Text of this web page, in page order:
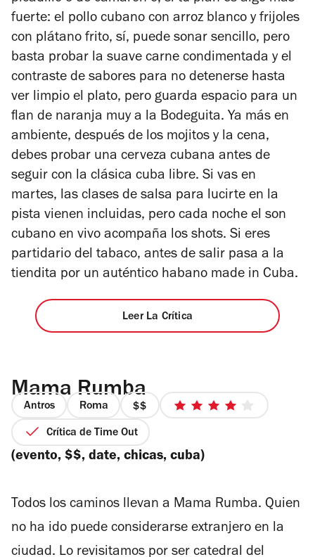
fuerte: el pollo cubano con arroz blanco y frijoles
con plátano frito, sí, puede sonar sencillo, pero
basta probar la suave carne condimentada y el
contraste de sabores para no detenerse hasta
ver limpio el plato, pero guarda espacio para un
flan de naranja muy a la Bodeguita. Ya más en
ambiente, después de los mojitos y la cena,
debes probar una cerveza cubana antes de
seguir con la clásica cuba libre. Si vas en
martes, las clases de salsa para lucirte en la
pista vienen incluidas, pero cada noche el son
cubano en vivo acompaña los shots. Si eres
partidario del tabaco, antes de salir pasa a la
tiendita por un auténtico habano made in Cuba.
Leer La Crítica
Mama Rumba
Antros Roma
precio
4
Crítica de Time Out
(evento, $$, date, chicas, cuba)
Todos los caminos llevan a Mama Rumba. Quien
no ha ido puede considerarse extranjero en la
ciudad. Lo revisitamos por ser catedral del